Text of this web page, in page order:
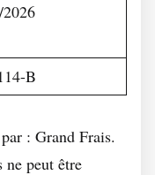
B
: Grand Frais.
ne peut être